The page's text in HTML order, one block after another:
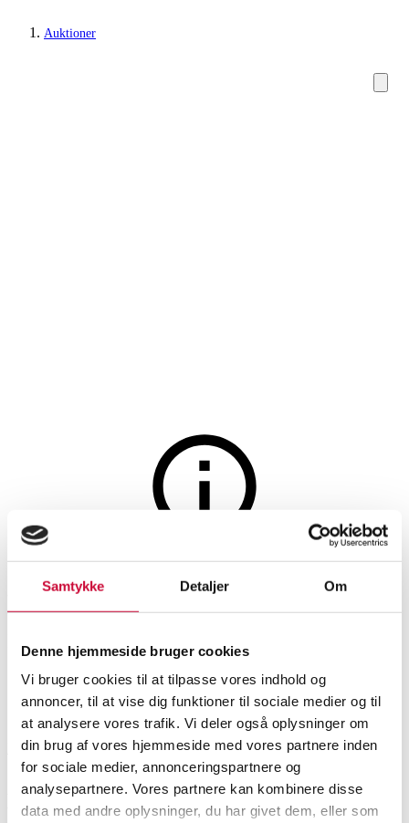
Samtykke Detaljer Om
Denne hjemmeside bruger cookies
Vi bruger cookies til at tilpasse vores indhold og
annoncer, til at vise dig funktioner til sociale medier og til
at analysere vores trafik. Vi deler også oplysninger om
din brug af vores hjemmeside med vores partnere inden
for sociale medier, annonceringspartnere og
analysepartnere. Vores partnere kan kombinere disse
data med andre oplysninger, du har givet dem, eller som
Auktioner
Øvrige møbler
Auktionen er afsluttet
Kaminskærm af forgyldt træ
med broderi fra 1800-tallet.
SHOWROOM
Hørsholm
VURDERING
DKK 1.300
VARENUMMER
6515892
Beskrivelse